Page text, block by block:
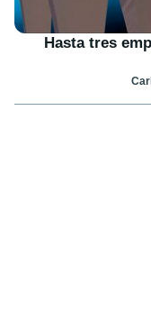
Hasta tres